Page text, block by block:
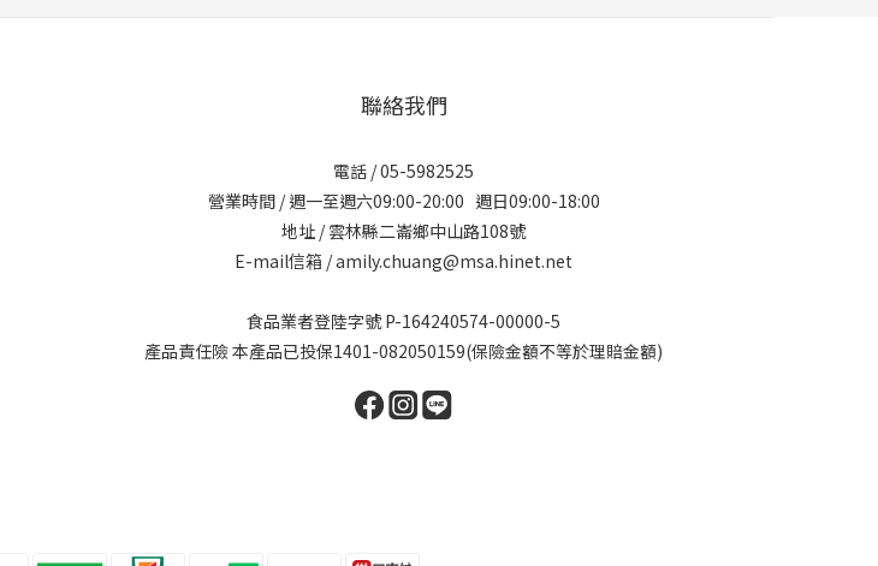
聯絡我們
電話 / 05-5982525
營業時間 / 週一至週六09:00-20:00 週日09:00-18:00
地址 / 雲林縣二崙鄉中山路108號
E-mail信箱 / amily.chuang@msa.hinet.net
食品業者登陸字號 P-164240574-00000-5
產品責任險 本產品已投保1401-082050159(保險金額不等於理賠金額)